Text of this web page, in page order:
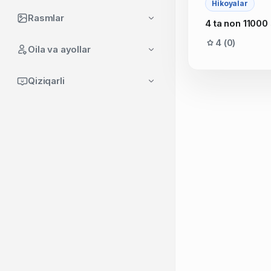
Rasmlar
Oila va ayollar
Qiziqarli
Hikoyalar
4 ta non
4 (0)